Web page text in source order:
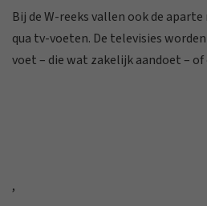
Bij de W-reeks vallen ook de
qua tv-voeten. De televisies
voet – die wat zakelijk aandoet –
,